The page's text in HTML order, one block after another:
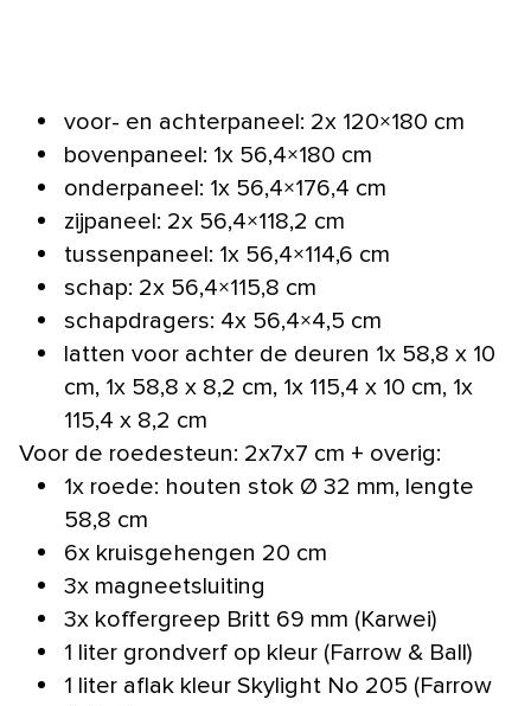
voor- en achterpaneel: 2x 120×180 cm
bovenpaneel: 1x 56,4×180 cm
onderpaneel: 1x 56,4×176,4 cm
zijpaneel: 2x 56,4×118,2 cm
tussenpaneel: 1x 56,4×114,6 cm
schap: 2x 56,4×115,8 cm
schapdragers: 4x 56,4×4,5 cm
latten voor achter de deuren 1x 58,8 x 10
cm, 1x 58,8 x 8,2 cm, 1x 115,4 x 10 cm, 1x
115,4 x 8,2 cm
Voor de roedesteun: 2x7x7 cm + overig:
1x roede: houten stok Ø 32 mm, lengte
58,8 cm
6x kruisgehengen 20 cm
3x magneetsluiting
3x koffergreep Britt 69 mm (Karwei)
1 liter grondverf op kleur (Farrow & Ball)
1 liter aflak kleur Skylight No 205 (Farrow